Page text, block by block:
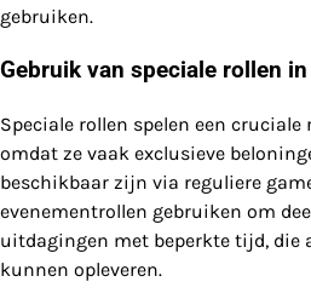
gebruiken.
Gebruik van speciale rollen
Speciale rollen spelen een
omdat ze vaak exclusieve
beschikbaar zijn via reguliere
evenementrollen gebruiken om
uitdagingen met beperkte tijd, die
kunnen opleveren.